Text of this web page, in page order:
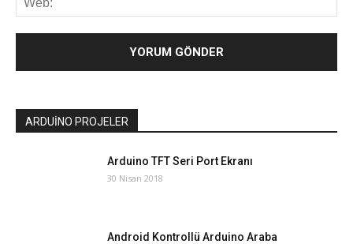
ARDUİNO PROJELER
Arduino TFT Seri Port Ekranı
30 Nisan 2018
Android Kontrollü Arduino Araba